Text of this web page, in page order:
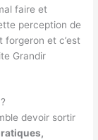
faire et
perception de
forgeron et c’est
Grandir
devoir sortir